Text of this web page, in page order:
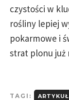
czystości w
rośliny lepiej
pokarmowe i
strat plonu już
TAGI: